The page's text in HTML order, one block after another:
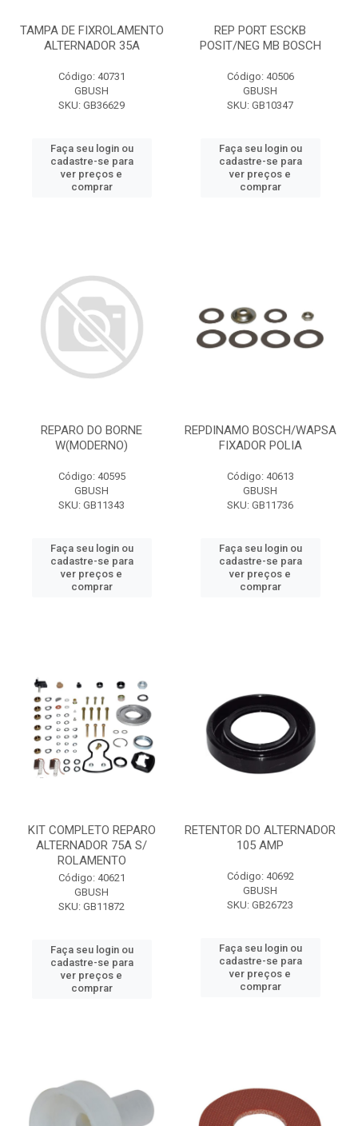
TAMPA DE FIXROLAMENTO
ALTERNADOR 35A
Código: 40731
GBUSH
SKU: GB36629
Faça seu login ou
cadastre-se para
ver preços e
comprar
REP PORT ESCKB
POSIT/NEG MB BOSCH
Código: 40506
GBUSH
SKU: GB10347
Faça seu login ou
cadastre-se para
ver preços e
comprar
REPARO DO BORNE
W(MODERNO)
Código: 40595
GBUSH
SKU: GB11343
Faça seu login ou
cadastre-se para
ver preços e
comprar
REPDINAMO BOSCH/WAPSA
FIXADOR POLIA
Código: 40613
GBUSH
SKU: GB11736
Faça seu login ou
cadastre-se para
ver preços e
comprar
KIT COMPLETO REPARO
ALTERNADOR 75A S/
ROLAMENTO
Código: 40621
GBUSH
SKU: GB11872
Faça seu login ou
cadastre-se para
ver preços e
comprar
RETENTOR DO ALTERNADOR
105 AMP
Código: 40692
GBUSH
SKU: GB26723
Faça seu login ou
cadastre-se para
ver preços e
comprar